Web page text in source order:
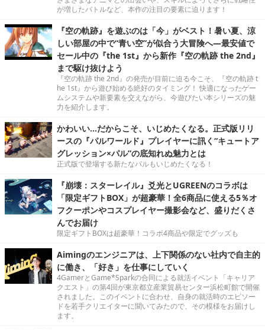
が増したバトルなど、本作の注目の要素に迫ります！
『空の軌跡』を遊ぶのは「今」がベスト！暑い夏、涼
しい部屋の中で“青い空”が似合う大冒険へ―最安値で
セール中の『the 1st』から新作『空の軌跡 the 2nd』
まで駆け抜けよう
『空の軌跡 the 2nd』の発売が目前に迫る今こそ、『空の軌跡 t
he 1st』から遊び始める絶好のタイミング！ 快適になったゲー
ムシステムや新要素を交えながら、今遊びたい本シリーズの魅
力を紹介します。
かわいい…だからこそ、いじめたくなる。正式版リリ
ースの『パルワールド』プレイヤーに訊く“キュートア
グレッション×パル”の底知れぬ魅力とは
正式版で登場する新たなパルもいじめたくなる！
『崩壊：スターレイル』爻光とUGREENのコラボは
「限定ギフトBOX」が超豪華！全6商品に使える5％オ
フクーポンやコスプレイヤー撮影会など、盛りだくさ
んでお届け
限定ギフトBOXは超豪華！コラボ4商品や限定でグッズも
Aimingのエンジニアは、上下関係のない社内で自主的
に働き、「好き」を仕事にしていく
4GamerとGame*Sparkの合同による就活イベント「キャリア
クエスト」の第4回が東京都立産業貿易センター浜松町館で開催
されました。このイベントに合わせ、自身の就活時のエピソー
ドを若手クリエイターに聞いてみたので、その模様をお届けし
ます。